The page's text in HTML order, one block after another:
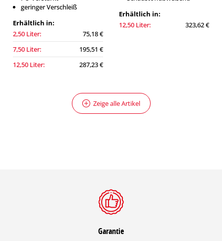
geringer Verschleiß
Erhältlich in:
2,50 Liter:
75,18 €
7,50 Liter:
195,51 €
12,50 Liter:
287,23 €
Erhältlich in:
12,50 Liter:
323,62 €
Zeige alle Artikel
Garantie